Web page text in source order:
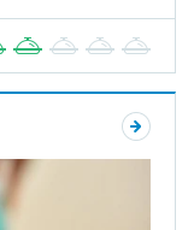
2 3 4